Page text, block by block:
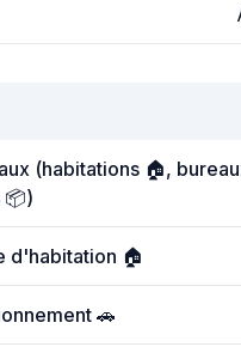
(habitations 🏠,
📦)
d'habitation 🏠
🚗